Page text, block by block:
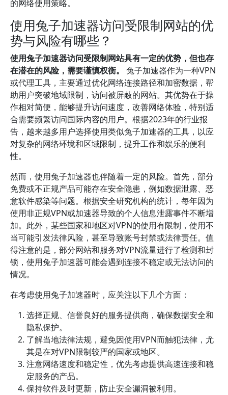
的网络使用策略。
使用兔子加速器访问受限制网站的优
势与风险有哪些？
使用兔子加速器访问受限制网站具有一定的优势，但也存
在潜在的风险，需要谨慎权衡。
兔子加速器作为一种VPN
或代理工具，主要通过优化网络连接路径和加密数据，帮
助用户突破地域限制，访问被屏蔽的网站。其优势在于操
作相对简便，能够提升访问速度，改善网络体验，特别适
合需要频繁访问国际内容的用户。根据2023年的行业报
告，越来越多用户选择使用类似兔子加速器的工具，以应
对复杂的网络环境和区域限制，提升工作和娱乐的便利
性。
然而，使用兔子加速器也伴随着一定的风险。首先，部分
免费或不正规产品可能存在安全隐患，例如数据泄露、恶
意软件感染等问题。根据安全研究机构的统计，每年因为
使用非正规VPN或加速器导致的个人信息泄露事件不断增
加。此外，某些国家和地区对VPN的使用有限制，使用不
当可能引发法律风险，甚至导致账号封禁或法律责任。值
得注意的是，部分网站和服务对VPN流量进行了检测和封
锁，使用兔子加速器可能会遇到连接不稳定或无法访问的
情况。
在考虑使用兔子加速器时，应关注以下几个方面：
选择正规、信誉良好的服务提供商，确保数据安全和
隐私保护。
了解当地法律法规，避免因使用VPN而触犯法律，尤
其是在对VPN限制较严的国家或地区。
注意网络速度和稳定性，优先考虑提供高速连接和稳
定服务的产品。
保持软件及时更新，防止安全漏洞被利用。